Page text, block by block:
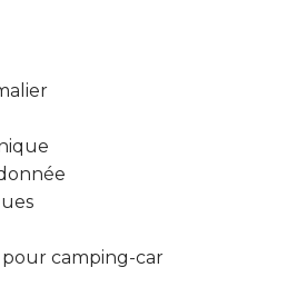
pour camping-car